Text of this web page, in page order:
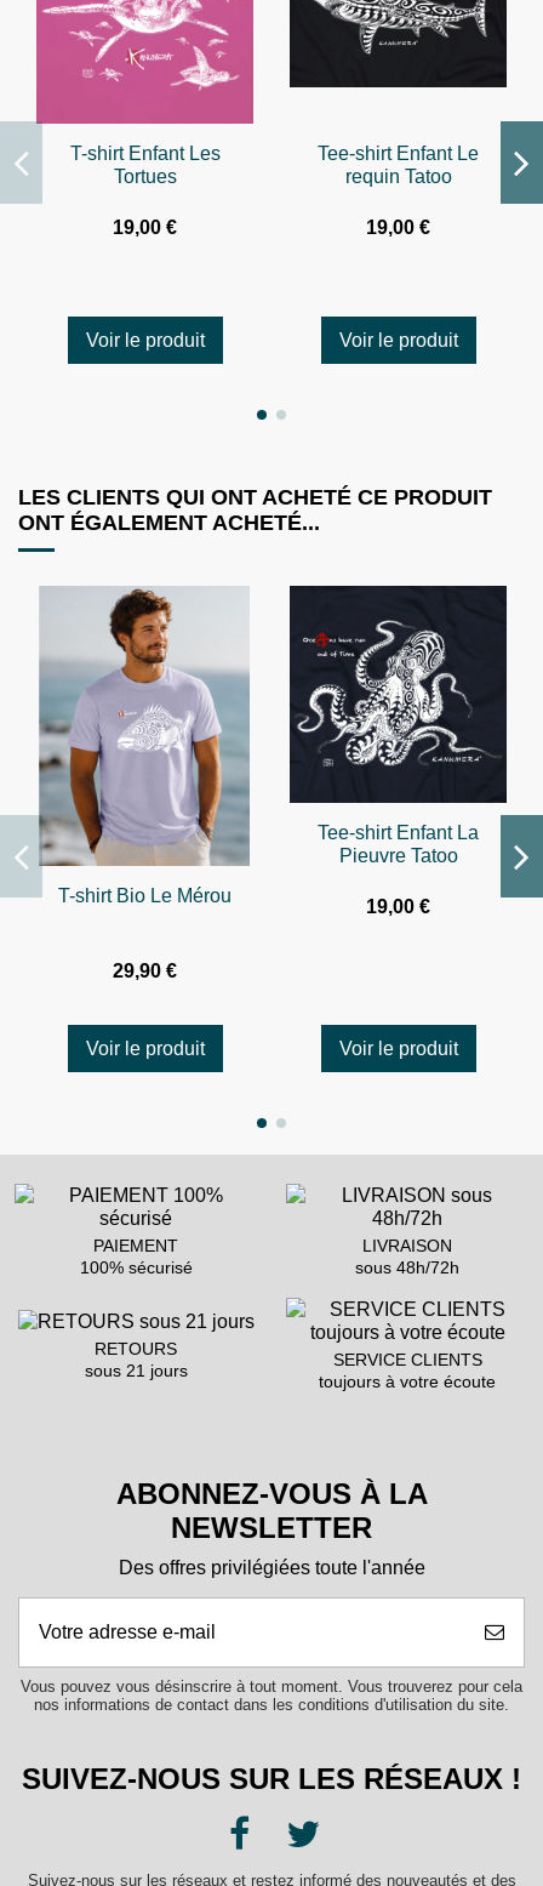
T-shirt Enfant Les
Tortues
19,00 €
Voir le produit
Tee-shirt Enfant Le
requin Tatoo
19,00 €
Voir le produit
LES CLIENTS QUI ONT ACHETÉ CE PRODUIT
ONT ÉGALEMENT ACHETÉ...
T-shirt Bio Le Mérou
29,90 €
Voir le produit
Tee-shirt Enfant La
Pieuvre Tatoo
19,00 €
Voir le produit
PAIEMENT
100% sécurisé
LIVRAISON
sous 48h/72h
RETOURS
sous 21 jours
SERVICE CLIENTS
toujours à votre écoute
ABONNEZ-VOUS À LA
NEWSLETTER
Des offres privilégiées toute l'année
Vous pouvez vous désinscrire à tout moment. Vous trouverez pour cela
nos informations de contact dans les conditions d'utilisation du site.
SUIVEZ-NOUS SUR LES RÉSEAUX !
Suivez-nous sur les réseaux et restez informé des nouveautés et des